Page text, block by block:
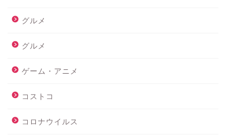
グルメ
グルメ
ゲーム・アニメ
コストコ
コロナウイルス